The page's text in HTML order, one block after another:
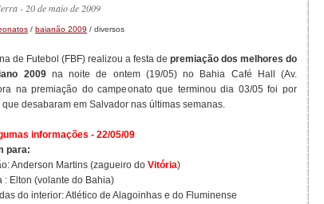
- 20 de maio de 2009
/ baianão 2009 / diversos
de Futebol (FBF) realizou a festa de premiação dos melhores do
2009na noite de ontem (19/05) no Bahia Café Hall (Av.
na premiação do campeonato que terminou dia 03/05 foi por
desabaram em Salvador nas últimas semanas.
informações - 22/05/09
para:
Anderson Martins (zagueiro do Vitória)
: Elton (volante do Bahia)
do interior: Atlético de Alagoinhas e do Fluminense